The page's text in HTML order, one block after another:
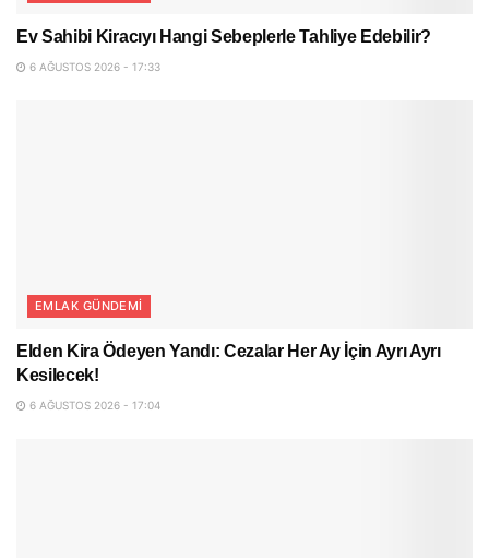
Ev Sahibi Kiracıyı Hangi Sebeplerle Tahliye Edebilir?
6 AĞUSTOS 2026 - 17:33
EMLAK GÜNDEMI
Elden Kira Ödeyen Yandı: Cezalar Her Ay İçin Ayrı Ayrı
Kesilecek!
6 AĞUSTOS 2026 - 17:04